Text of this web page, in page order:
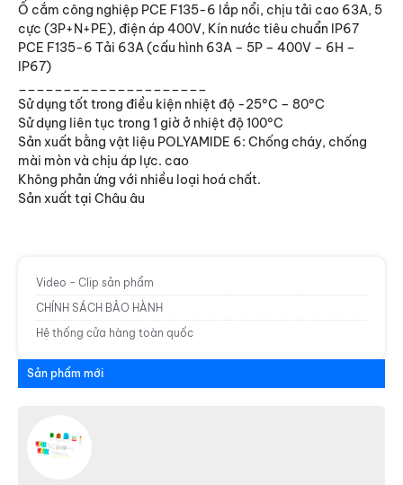
Ổ cắm công nghiệp PCE F135-6 lắp nổi, chịu tải cao 63A, 5
cực (3P+N+PE), điện áp 400V, Kín nước tiêu chuẩn IP67
PCE F135-6 Tải 63A (cấu hình 63A – 5P – 400V – 6H –
IP67)
Sử dụng tốt trong điều kiện nhiệt độ -25°C – 80°C
Sử dụng liên tục trong 1 giờ ở nhiệt độ 100°C
Sản xuất bằng vật liệu POLYAMIDE 6: Chống cháy, chống
mài mòn và chịu áp lực. cao
Không phản ứng với nhiều loại hoá chất.
Sản xuất tại Châu âu
Video - Clip sản phẩm
CHÍNH SÁCH BẢO HÀNH
Hệ thống cửa hàng toàn quốc
Sản phẩm mới
Đèn chống thấm Sino
Đèn chiếu gương Sino
Domino - Terminal Hanyoung